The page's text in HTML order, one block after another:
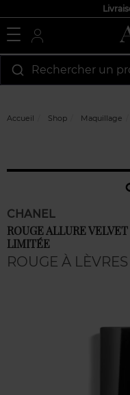
Rechercher un
Accueil Shop Maquillage
CHANEL
ROUGE ALLURE
LIMITÉE
ROUGE À LÈVRES